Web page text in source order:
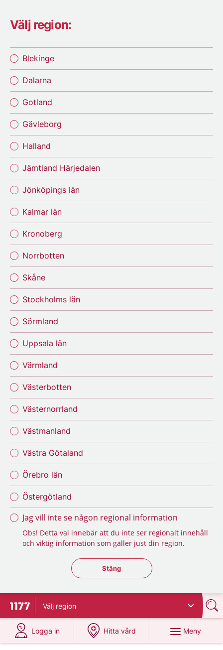
Välj region:
Blekinge
Dalarna
Gotland
Gävleborg
Halland
Jämtland Härjedalen
Jönköpings län
Kalmar län
Kronoberg
Norrbotten
Skåne
Stockholms län
Sörmland
Uppsala län
Värmland
Västerbotten
Västernorrland
Västmanland
Västra Götaland
Örebro län
Östergötland
Jag vill inte se någon regional information
Obs! Detta val innebär att du inte ser regionalt innehåll
och viktig information som gäller just din region.
Stäng regionsväljaren
Stäng
Till startsidan för 1177
Välj region
Logga in
på 1177.se
Hitta vård
på 1177.se
Meny